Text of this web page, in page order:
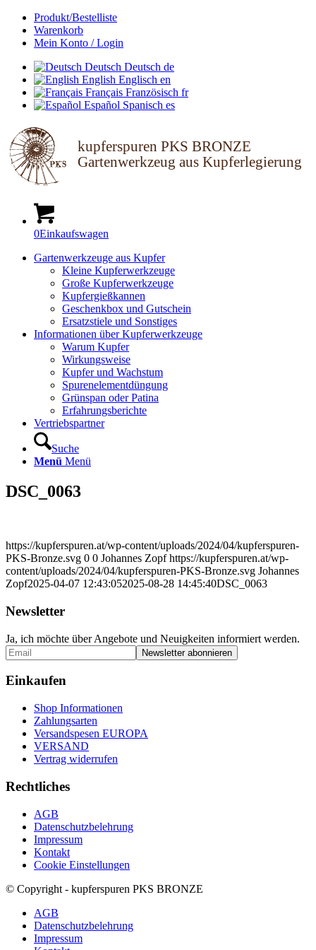
Produkt/Bestelliste
Warenkorb
Mein Konto / Login
Deutsch Deutsch de
English Englisch en
Français Französisch fr
Español Spanisch es
kupferspuren PKS BRONZE
Gartenwerkzeug aus Kupferlegierung
0Einkaufswagen
Gartenwerkzeuge aus Kupfer
Kleine Kupferwerkzeuge
Große Kupferwerkzeuge
Kupfergießkannen
Geschenkbox und Gutschein
Ersatzstiele und Sonstiges
Informationen über Kupferwerkzeuge
Warum Kupfer
Wirkungsweise
Kupfer und Wachstum
Spurenelementdüngung
Grünspan oder Patina
Erfahrungsberichte
Vertriebspartner
Suche
Menü Menü
DSC_0063
https://kupferspuren.at/wp-content/uploads/2024/04/kupferspuren-
PKS-Bronze.svg 0 0 Johannes Zopf https://kupferspuren.at/wp-
content/uploads/2024/04/kupferspuren-PKS-Bronze.svg Johannes
Zopf2025-04-07 12:43:052025-08-28 14:45:40DSC_0063
Newsletter
Ja, ich möchte über Angebote und Neuigkeiten informiert werden.
Einkaufen
Shop Informationen
Zahlungsarten
Versandspesen EUROPA
VERSAND
Vertrag widerrufen
Rechtliches
AGB
Datenschutzbelehrung
Impressum
Kontakt
Cookie Einstellungen
© Copyright - kupferspuren PKS BRONZE
AGB
Datenschutzbelehrung
Impressum